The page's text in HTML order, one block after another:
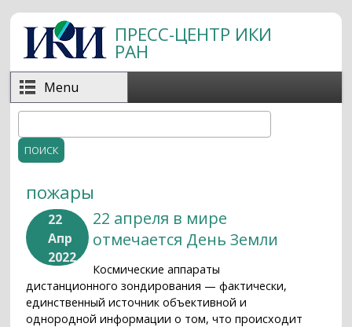
Перейти к основному содержанию
ПРЕСС-ЦЕНТР ИКИ
РАН
Menu
Форма поиска
пожары
22
Апр
2022
22 апреля в мире
отмечается День Земли
Космические аппараты
дистанционного зондирования — фактически,
единственный источник объективной и
однородной информации о том, что происходит